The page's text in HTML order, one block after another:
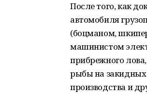
После того, как
автомобиля
(боцманом,
машинистом
прибрежного
рыбы на закидных
производства и